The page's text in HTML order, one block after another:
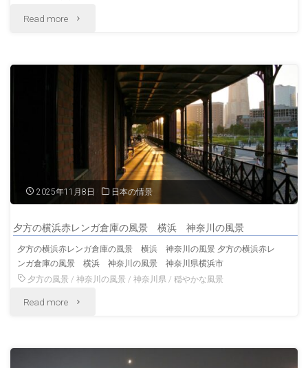
あ
風
景"
山
景"
Read more "明
紅
風
秋
の
の
2025年11月8日 日本の情景
夕方の横浜赤レンガ倉庫の風景 横浜 神奈川の風景
夕方の横浜赤レンガ倉庫の風景 横浜 神奈川の風景 夕方の横浜赤レ
ンガ倉庫の風景 横浜 神奈川の風景 神奈川県横浜市
夕方の風景 /神奈川の風景 /神奈川県 /穏やかな風景
Read more "夕